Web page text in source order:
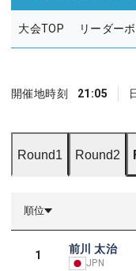
大会TOP リーダー
開催地時刻 21:05
Round1 Round2
順位
1 前川 太治
JPN